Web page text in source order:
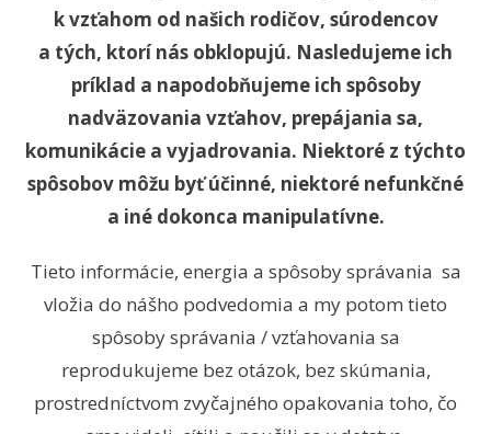
k vzťahom od našich rodičov, súrodencov
a tých, ktorí nás obklopujú. Nasledujeme ich
príklad a napodobňujeme ich spôsoby
nadväzovania vzťahov, prepájania sa,
komunikácie a vyjadrovania. Niektoré z týchto
spôsobov môžu byť účinné, niektoré nefunkčné
a iné dokonca manipulatívne.
Tieto informácie, energia a spôsoby správania sa
vložia do nášho podvedomia a my potom tieto
spôsoby správania / vzťahovania sa
reprodukujeme bez otázok, bez skúmania,
prostredníctvom zvyčajného opakovania toho, čo